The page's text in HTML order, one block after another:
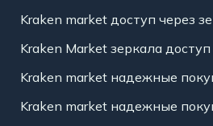
Kraken market доступ через
Kraken Market зеркала
Kraken market надежные
Kraken market надежные